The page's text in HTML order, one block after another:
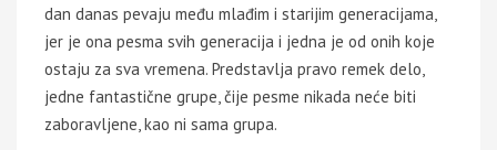
dan danas pevaju među mlađim i starijim generacijama,
jer je ona pesma svih generacija i jedna je od onih koje
ostaju za sva vremena. Predstavlja pravo remek delo,
jedne fantastične grupe, čije pesme nikada neće biti
zaboravljene, kao ni sama grupa.